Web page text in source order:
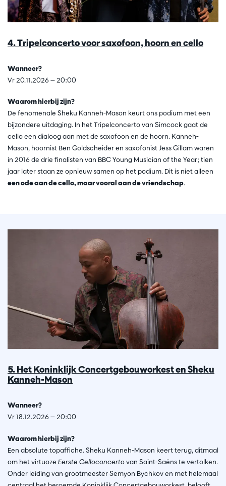
4. Tripelconcerto voor saxofoon, hoorn en cello
Wanneer?
Vr 20.11.2026 — 20:00
Waarom hierbij zijn?
De fenomenale Sheku Kanneh-Mason keurt ons podium met een
bijzondere uitdaging. In het Tripelconcerto van Simcock gaat de
cello een dialoog aan met de saxofoon en de hoorn. Kanneh-
Mason, hoornist Ben Goldscheider en saxofonist Jess Gillam waren
in 2016 de drie finalisten van BBC Young Musician of the Year; tien
jaar later staan ze opnieuw samen op het podium. Dit is niet alleen
een ode aan de cello, maar vooral aan de vriendschap.
5. Het Koninklijk Concertgebouworkest en Sheku
Kanneh-Mason
Wanneer?
Vr 18.12.2026 — 20:00
Waarom hierbij zijn?
Een absolute topaffiche. Sheku Kanneh-Mason keert terug, ditmaal
om het virtuoze Eerste Celloconcertovan Saint-Saëns te vertolken.
Onder leiding van grootmeester Semyon Bychkov en met helemaal